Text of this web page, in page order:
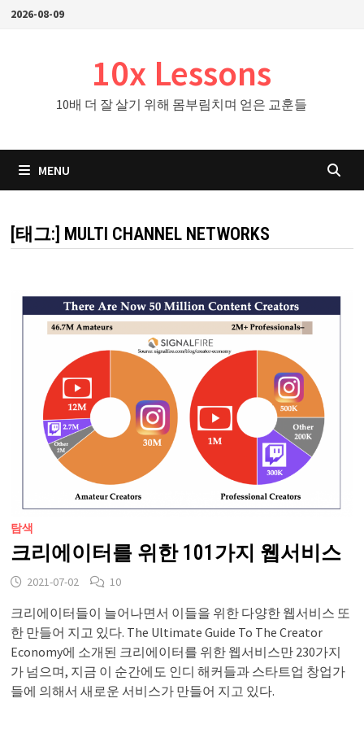
Skip2026-08-09
10x Lessons
10배 더 잘 살기 위해 몸부림치며 얻은 교훈들
MENU
[태그:] MULTI CHANNEL NETWORKS
탐색
크리에이터를 위한 101가지 웹서비스
2021-07-02 10
크리에이터들이 늘어나면서 이들을 위한 다양한 웹서비스 또
한 만들어 지고 있다. The Ultimate Guide To The Creator
Economy에 소개된 크리에이터를 위한 웹서비스만 230가지
가 넘으며, 지금 이 순간에도 인디 해커들과 스타트업 창업가
들에 의해서 새로운 서비스가 만들어 지고 있다.